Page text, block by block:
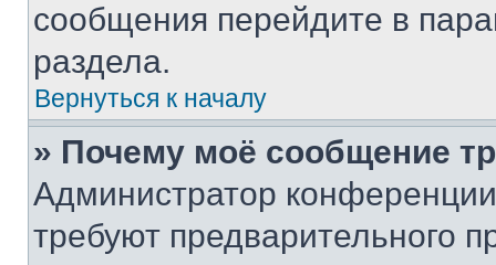
сообщения перейдите в
раздела.
Вернуться к началу
» Почему моё сообщение
Администратор
требуют предварительного